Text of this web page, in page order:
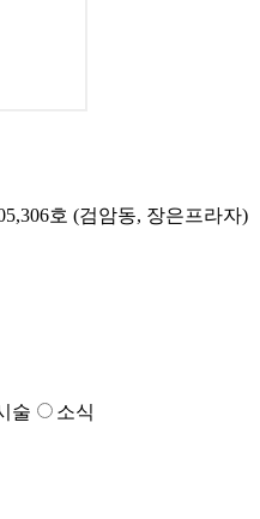
호 (검암동, 장은프라자)
술 소식